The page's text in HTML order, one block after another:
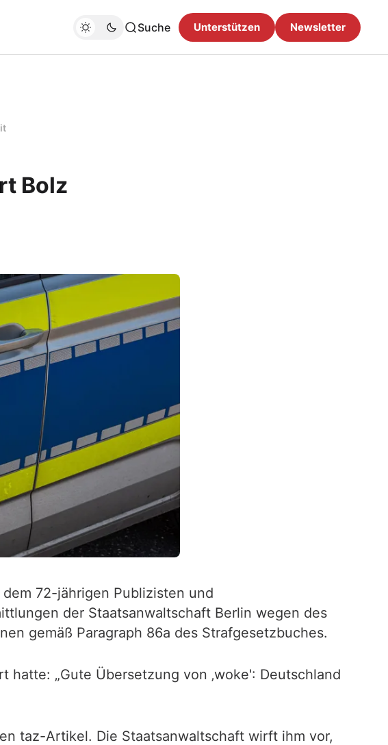
Suche Unterstützen Newsletter
Bolz
72-jährigen Publizisten und
der Staatsanwaltschaft Berlin wegen des
gemäß Paragraph 86a des Strafgesetzbuches.
„Gute Übersetzung von ‚woke': Deutschland
taz-Artikel. Die Staatsanwaltschaft wirft ihm vor,